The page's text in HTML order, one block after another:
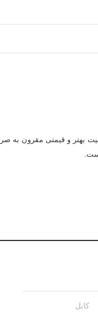
کیفیت بهتر و قیمتی مقرون
کابل